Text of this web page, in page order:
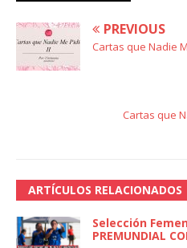
PREVIOUS
Cartas que Nadie
Cartas que
ARTÍCULOS RELACIONADOS
Selección
PREMUNDIAL